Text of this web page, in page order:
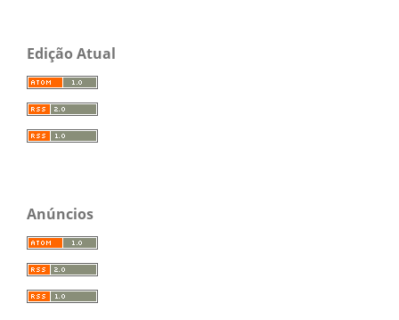
Edição Atual
Anúncios